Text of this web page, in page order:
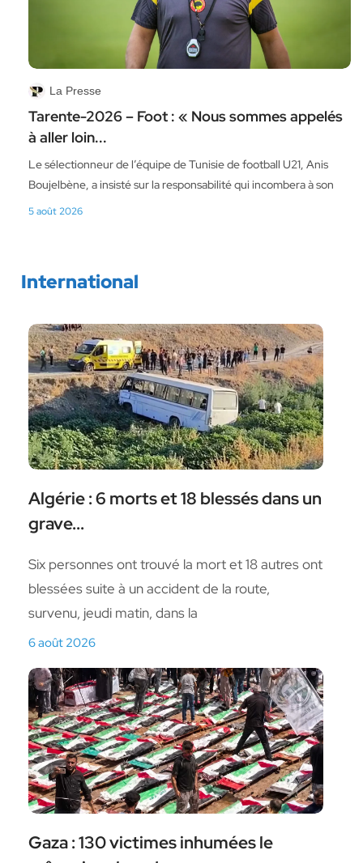
La Presse
Tarente-2026 – Foot : « Nous sommes appelés
à aller loin...
Le sélectionneur de l’équipe de Tunisie de football U21, Anis
Boujelbène, a insisté sur la responsabilité qui incombera à son
5 août 2026
International
Algérie : 6 morts et 18 blessés dans un
grave...
Six personnes ont trouvé la mort et 18 autres ont
blessées suite à un accident de la route,
survenu, jeudi matin, dans la
6 août 2026
Gaza : 130 victimes inhumées le